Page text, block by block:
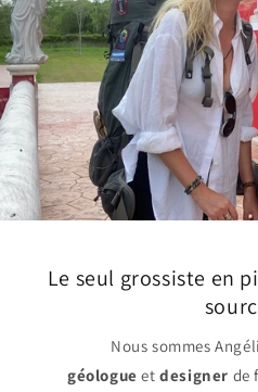
Le seul grossiste en
Nous sommes
géologue etdesigner de